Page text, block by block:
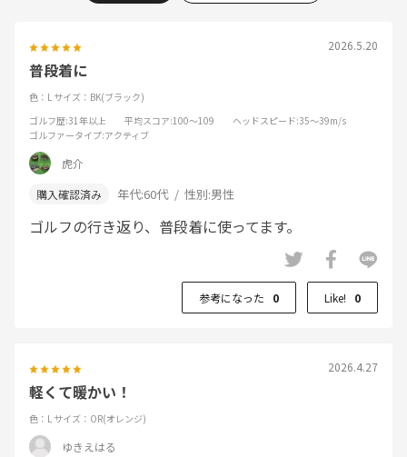
2026.5.20
普段着に
色：L サイズ：BK(ブラック)
ゴルフ歴:31年以上 平均スコア:100～109 ヘッドスピード:35～39m/s
ゴルファータイプ:アクティブ
虎介
年代:60代 性別:男性
ゴルフの行き返り、普段着に使ってます。
参考になった 0 Like! 0
2026.4.27
軽くて暖かい！
色：L サイズ：OR(オレンジ)
ゆきえはる